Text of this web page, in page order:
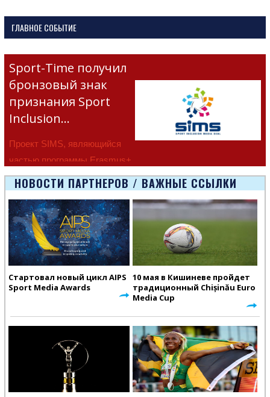
ГЛАВНОЕ СОБЫТИЕ
Sport-Time получил
бронзовый знак
признания Sport
Inclusion…
Проект SIMS, являющийся
частью программы Erasmus+
Европейско
НОВОСТИ ПАРТНЕРОВ / ВАЖНЫЕ ССЫЛКИ
Стартовал новый цикл AIPS
Sport Media Awards
10 мая в Кишиневе пройдет
традиционный Chișinău Euro
Media Cup